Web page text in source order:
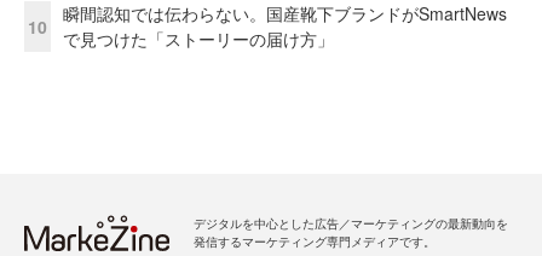
10
瞬間認知では伝わらない。国産靴下ブランドがSmartNews
で見つけた「ストーリーの届け方」
デジタルを中心とした広告／マーケティングの最新動向を
発信するマーケティング専門メディアです。